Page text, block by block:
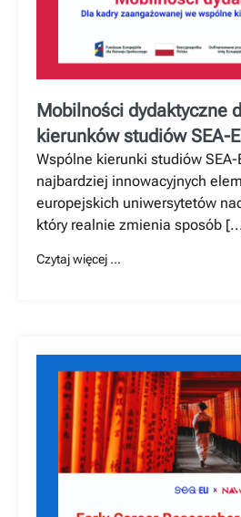
Mobilności dydaktyczne
kierunków studiów SEA-
Wspólne kierunki studiów
najbardziej innowacyjnych
europejskich uniwersytetów
który realnie zmienia sposób
Czytaj więcej …